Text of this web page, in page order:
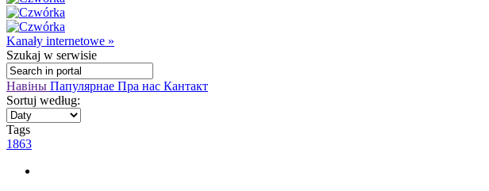
Kanały internetowe »
Szukaj w serwisie
Навіны Папулярнае Пра нас Кантакт
Sortuj według:
Tags
1863